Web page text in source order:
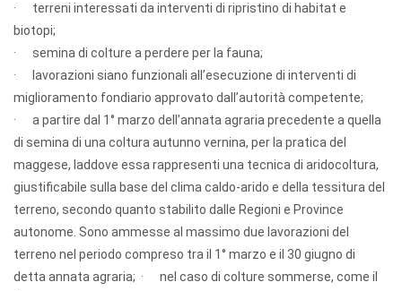
· terreni interessati da interventi di ripristino di habitat e
biotopi;
· semina di colture a perdere per la fauna;
· lavorazioni siano funzionali all’esecuzione di interventi di
miglioramento fondiario approvato dall’autorità competente;
· a partire dal 1° marzo dell’annata agraria precedente a quella
di semina di una coltura autunno vernina, per la pratica del
maggese, laddove essa rappresenti una tecnica di aridocoltura,
giustificabile sulla base del clima caldo-arido e della tessitura del
terreno, secondo quanto stabilito dalle Regioni e Province
autonome. Sono ammesse al massimo due lavorazioni del
terreno nel periodo compreso tra il 1° marzo e il 30 giugno di
detta annata agraria; · nel caso di colture sommerse, come il